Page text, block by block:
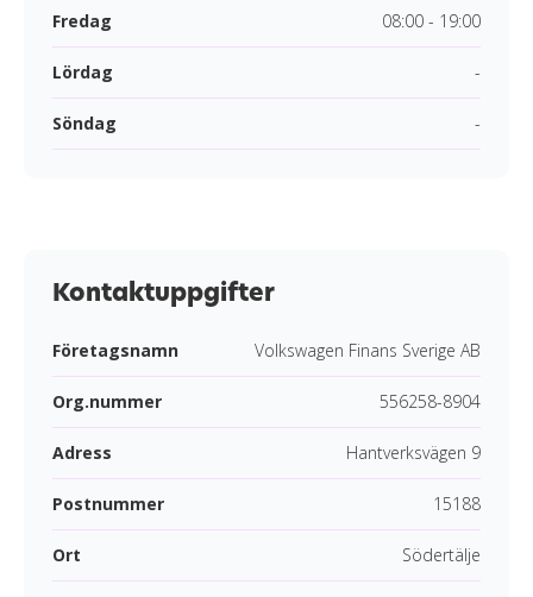
Fredag 08:00 - 19:00
Lördag -
Söndag -
Kontaktuppgifter
Företagsnamn Volkswagen Finans Sverige AB
Org.nummer 556258-8904
Adress Hantverksvägen 9
Postnummer 15188
Ort Södertälje